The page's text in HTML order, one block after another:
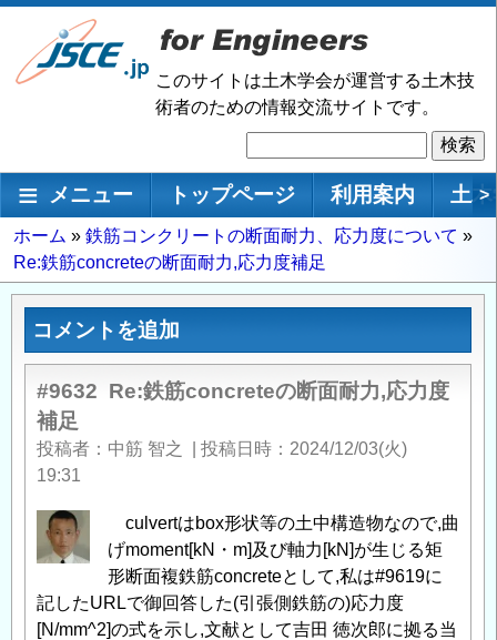
メ
ン
移
動
このサイトは土木学会が運営する土木技
術者のための情報交流サイトです。
索
メインナビゲーション
メニュー トップページ 利用案内 土 >
パ
ン
く
ホーム
鉄筋コンクリートの断面耐力、応力度について
Re:鉄筋concreteの断面耐力,応力度補足
コメントを追加
#9632 Re:鉄筋concreteの断面耐力,応力度
補足
投稿者 中筋 智之 投稿日時
2024/12/03(火)
19:31
culvertはbox形状等の土中構造物なので,曲
げmoment[kN・m]及び軸力[kN]が生じる矩
形断面複鉄筋concreteとして,私は#9619に
記したURLで御回答した(引張側鉄筋の)応力度
[N/mm^2]の式を示し,文献として吉田 徳次郎に拠る当